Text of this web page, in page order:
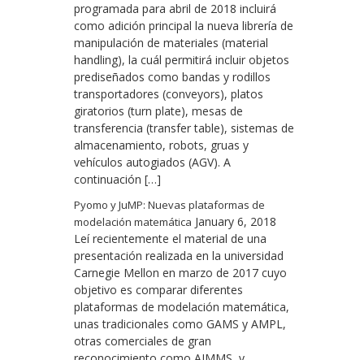
programada para abril de 2018 incluirá
como adición principal la nueva librería de
manipulación de materiales (material
handling), la cuál permitirá incluir objetos
prediseñados como bandas y rodillos
transportadores (conveyors), platos
giratorios (turn plate), mesas de
transferencia (transfer table), sistemas de
almacenamiento, robots, gruas y
vehículos autogiados (AGV). A
continuación […]
Pyomo y JuMP: Nuevas plataformas de
modelación matemática January 6, 2018
Leí recientemente el material de una
presentación realizada en la universidad
Carnegie Mellon en marzo de 2017 cuyo
objetivo es comparar diferentes
plataformas de modelación matemática,
unas tradicionales como GAMS y AMPL,
otras comerciales de gran